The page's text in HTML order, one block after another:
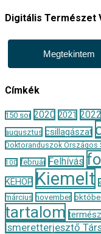
Digitális Természet
Megtekintem
Címkék
150 sor 2020 2021 2022
augusztus csillagászat
Doktoranduszok Országos
100 február Felhívás
KEHOP Kiemelt
március november
tartalom
Ismeretterjesztő